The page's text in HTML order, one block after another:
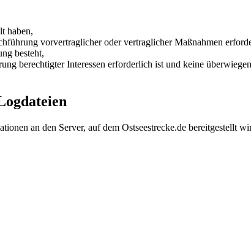
haben,
vorvertraglicher oder vertraglicher Maßnahmen
besteht,
berechtigter Interessen erforderlich ist und keine
an den Server, auf dem Ostseestrecke.de bereitgestellt